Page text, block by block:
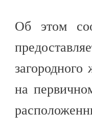
Об этом
на